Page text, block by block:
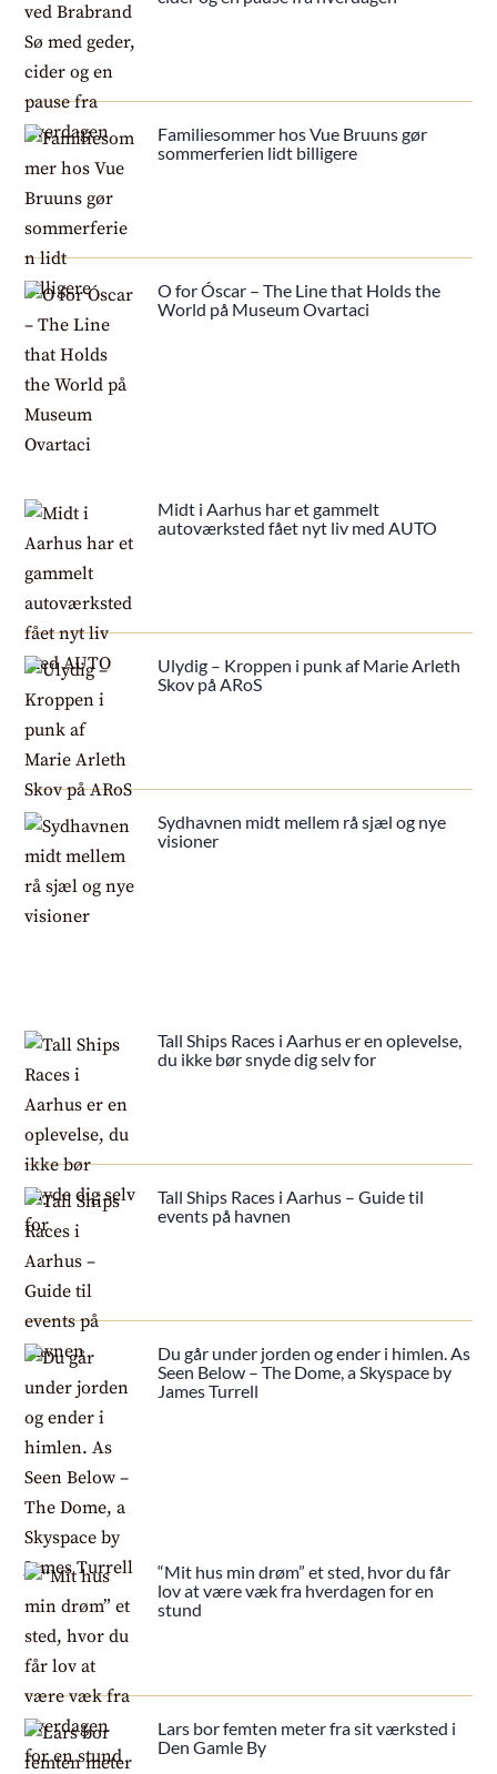
Familiesommer hos Vue Bruuns gør
sommerferien lidt billigere
O for Óscar – The Line that Holds the
World på Museum Ovartaci
Midt i Aarhus har et gammelt
autoværksted fået nyt liv med AUTO
Ulydig – Kroppen i punk af Marie Arleth
Skov på ARoS
Sydhavnen midt mellem rå sjæl og nye
visioner
Tall Ships Races i Aarhus er en oplevelse,
du ikke bør snyde dig selv for
Tall Ships Races i Aarhus – Guide til
events på havnen
Du går under jorden og ender i himlen. As
Seen Below – The Dome, a Skyspace by
James Turrell
“Mit hus min drøm” et sted, hvor du får
lov at være væk fra hverdagen for en
stund
Lars bor femten meter fra sit værksted i
Den Gamle By